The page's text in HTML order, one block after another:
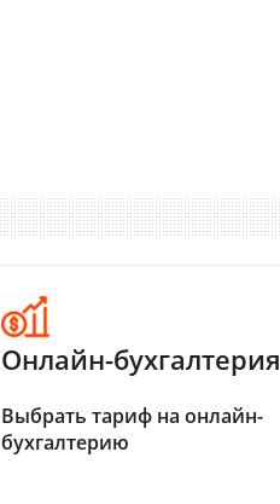
Онлайн-бухгалтерия
Выбрать тариф на онлайн-
бухгалтерию